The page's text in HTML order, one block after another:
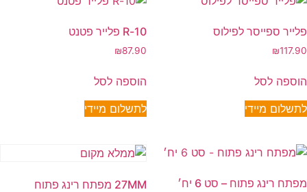
פלייר ספייסר לפילוס
₪117.90
הוספה לסל
לתשלום מיידי
10-R פלייר פטנט
₪87.90
הוספה לסל
לתשלום מיידי
מפתח רינג פתוח – סט 6 יח׳ 27MM מפתח רינג פתוח